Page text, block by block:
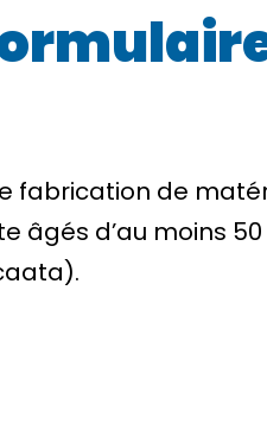
fabrication de
d’au moins